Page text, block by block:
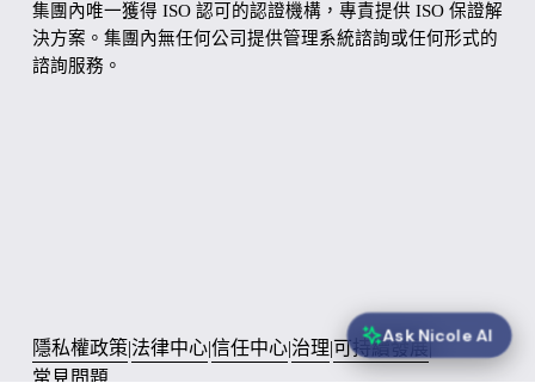
集團內唯一獲得 ISO 認可的認證機構，專責提供 ISO 保證解
決方案。集團內無任何公司提供管理系統諮詢或任何形式的
諮詢服務。
隱私權政策|法律中心|信任中心|治理|可持續發展|
常見問題
Ask Nicole AI